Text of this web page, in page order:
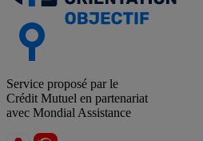
Service proposé par le
Crédit Mutuel en partenariat
avec Mondial Assistance